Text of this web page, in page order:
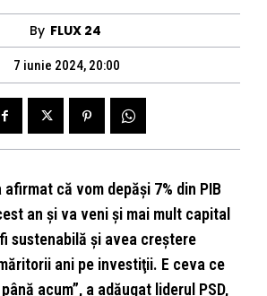
By FLUX 24
7 iunie 2024, 20:00
că vom depăşi 7% din PIB
an şi va veni şi mai mult capital
sustenabilă şi avea creştere
ani pe investiţii. E ceva ce
acum”, a adăugat liderul PSD,